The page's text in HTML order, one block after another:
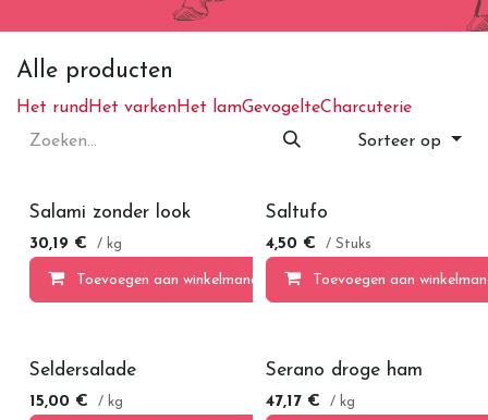
Alle producten
Het rund Het varkenHet lamGevogelteCharcuterie
Sorteer op
Salami zonder look
30,19 € / kg
Toevoegen aan winkelmandje
Saltufo
4,50 € / Stuks
Toevoegen aan
Seldersalade
15,00 € / kg
Serano droge ham
47,17€ / kg